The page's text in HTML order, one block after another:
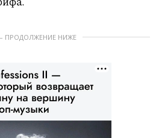
ПРОДОЛЖЕНИЕ НИЖЕ